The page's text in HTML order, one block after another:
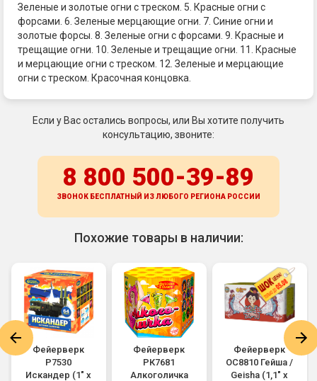
Зеленые и золотые огни с треском. 5. Красные огни с
форсами. 6. Зеленые мерцающие огни. 7. Синие огни и
золотые форсы. 8. Зеленые огни с форсами. 9. Красные и
трещащие огни. 10. Зеленые и трещащие огни. 11. Красные
и мерцающие огни с треском. 12. Зеленые и мерцающие
огни с треском. Красочная концовка.
Если у Вас остались вопросы, или Вы хотите получить
консультацию, звоните:
8 800 500-39-89
ЗВОНОК БЕСПЛАТНЫЙ ИЗ ЛЮБОГО РЕГИОНА РОССИИ
Похожие товары в наличии:
Фейерверк
Р7530
Искандер (1" х
Фейерверк
РК7681
Алкоголичка
Фейерверк
ОС8810 Гейша /
Geisha (1,1" х